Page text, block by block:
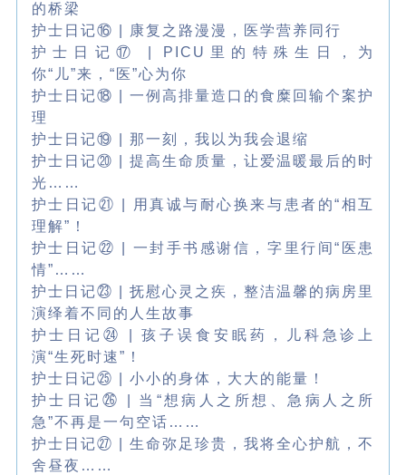
的桥梁
护士日记⑯ | 康复之路漫漫，医学营养同行
护士日记⑰ | PICU里的特殊生日，为
你“儿”来，“医”心为你
护士日记⑱ | 一例高排量造口的食糜回输个案护
理
护士日记⑲ | 那一刻，我以为我会退缩
护士日记⑳ | 提高生命质量，让爱温暖最后的时
光……
护士日记㉑ | 用真诚与耐心换来与患者的“相互
理解”！
护士日记㉒ | 一封手书感谢信，字里行间“医患
情”……
护士日记㉓ | 抚慰心灵之疾，整洁温馨的病房里
演绎着不同的人生故事
护士日记㉔ | 孩子误食安眠药，儿科急诊上
演“生死时速”！
护士日记㉕ | 小小的身体，大大的能量！
护士日记㉖ | 当“想病人之所想、急病人之所
急”不再是一句空话……
护士日记㉗ | 生命弥足珍贵，我将全心护航，不
舍昼夜……